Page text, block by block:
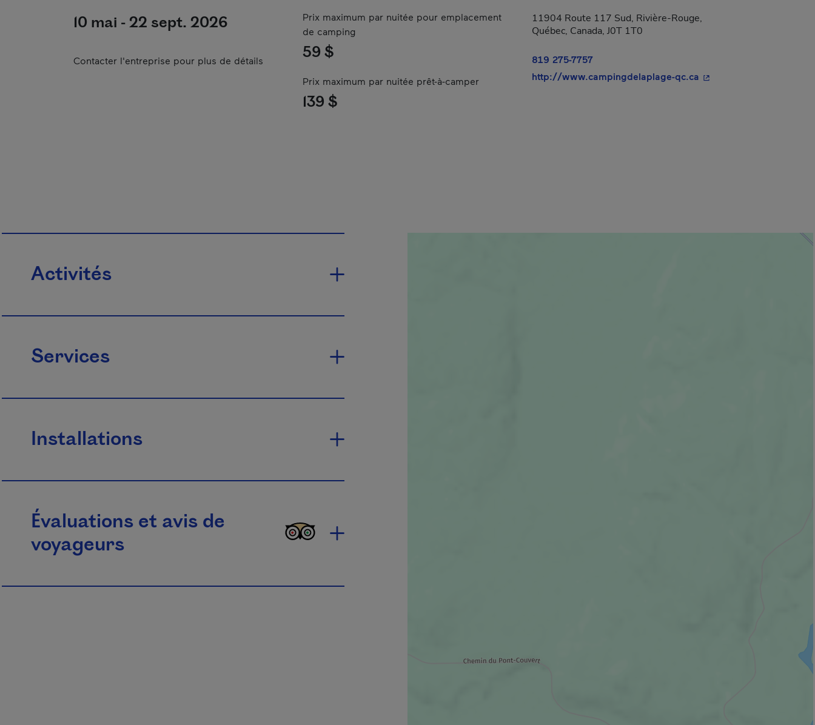
10 mai - 22 sept. 2026
Contacter l'entreprise pour plus de détails
Prix maximum par nuitée pour emplacement
de camping
59 $
Prix maximum par nuitée prêt-à-camper
139 $
11904 Route 117 Sud, Rivière-Rouge,
Québec, Canada, J0T 1T0
819 275-7757
http://www.campingdelaplage-qc.ca - Cet hyperlien
Activités
Services
Installations
Évaluations et avis de
voyageurs